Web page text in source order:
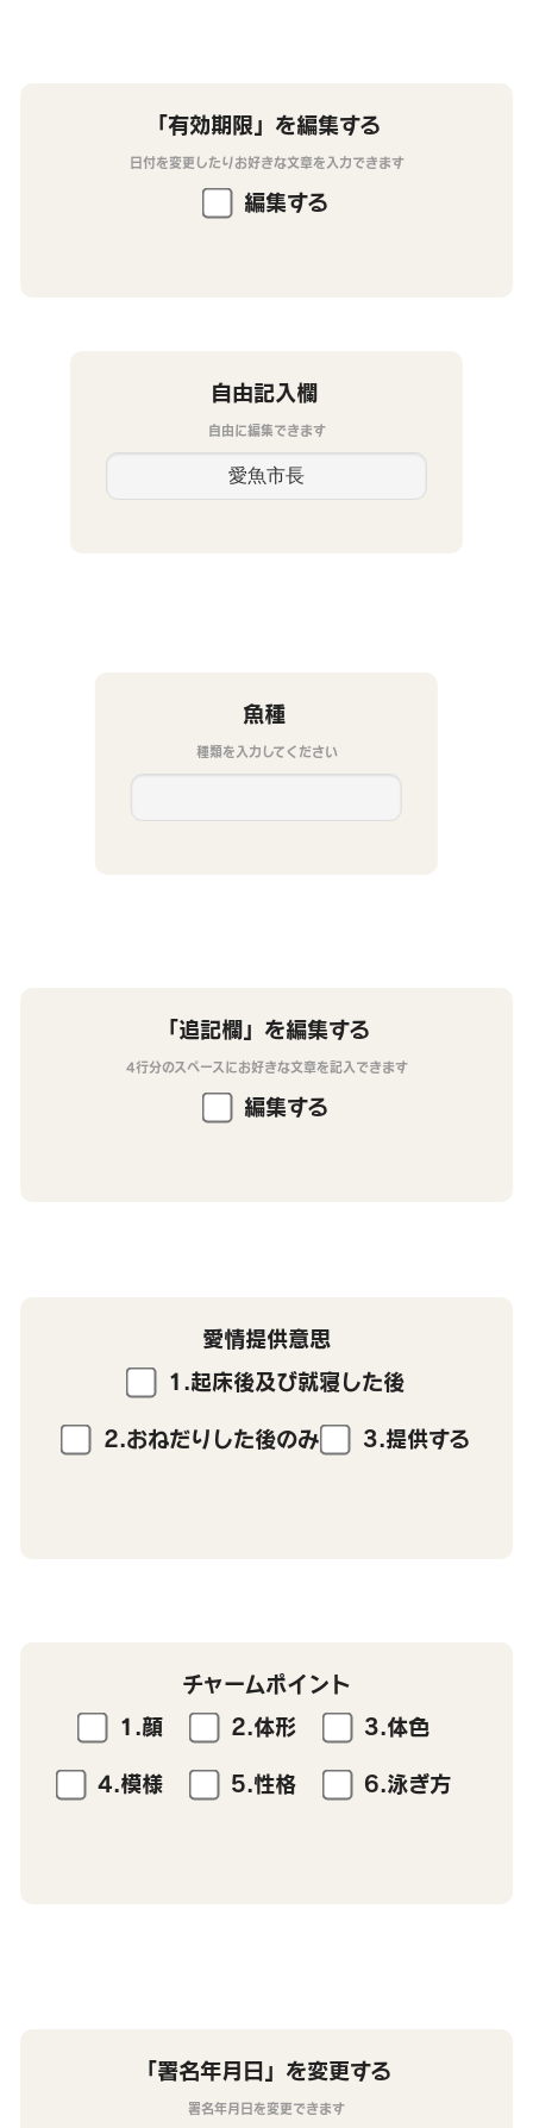
「有効期限」を編集する
日付を変更したりお好きな文章を入力できます
編集する
自由記入欄
自由に編集できます
魚種
種類を入力してください
「追記欄」を編集する
4行分のスペースにお好きな文章を記入できます
編集する
愛情提供意思
1.起床後及び就寝した後
2.おねだりした後のみ 3.提供する
チャームポイント
1.顔
2.体形 3.体色
4.模様 5.性格 6.泳ぎ方
「署名年月日」を変更する
署名年月日を変更できます